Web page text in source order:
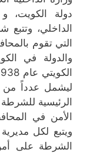
دولة الكويت،
الداخلي، وتتبع
التي تقوم
والدولة في
ليشمل عدداً من
الرئيسية
الأمن في
ويتبع لكل
الشرطة على أمن